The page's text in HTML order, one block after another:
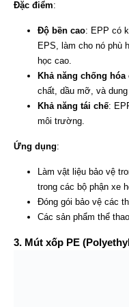
Đặc điểm:
Độ bền cao: EPP có
EPS, làm cho nó phù
học cao.
Khả năng chống hóa
chất, dầu mỡ, và dung
Khả năng tái chế:
môi trường.
Ứng dụng:
Làm vật liệu bảo vệ
trong các bộ phận xe
Đóng gói bảo vệ các
Các sản phẩm thể
3. Mút xốp PE